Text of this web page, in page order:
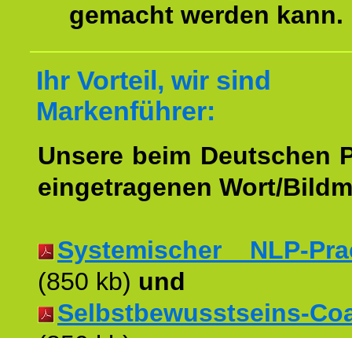
gemacht werden kann.
Ihr Vorteil, wir sind
Markenführer:
Unsere beim Deutschen
eingetragenen Wort/
Systemischer NLP-
(850 kb) und
Selbstbewusstseins-